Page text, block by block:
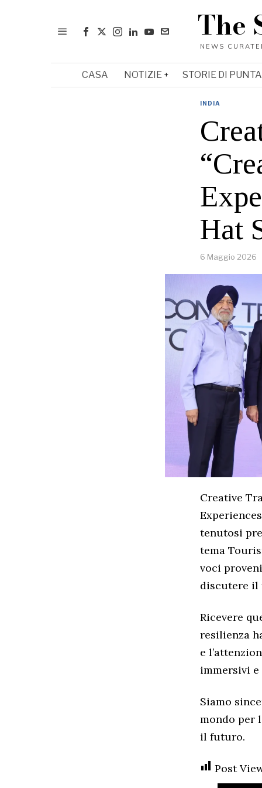
The
CASA NOTIZIE STORIE DI PUNTA
INDIA
Hat
6 Maggio 2026
Creative
tenutosi
tema
voci
discutere il
Ricevere
resilienza
e
immersivi
Siamo
mondo per
il futuro.
Post